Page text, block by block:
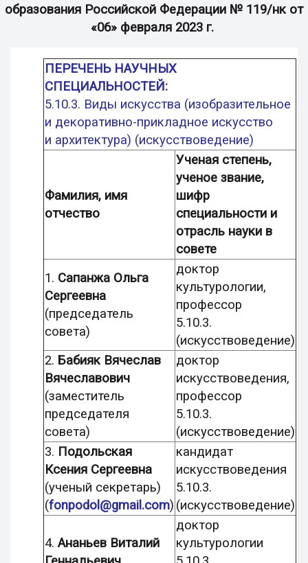
образования Российской Федерации № 119/нк от
«06» февраля 2023 г.
ПЕРЕЧЕНЬ НАУЧНЫХ
СПЕЦИАЛЬНОСТЕЙ:
5.10.3. Виды искусства (изобразительное
и декоративно-прикладное искусство
и архитектура) (искусствоведение)
Фамилия, имя
отчество
Ученая степень,
ученое звание,
шифр
специальности и
отрасль науки в
совете
1. Сапанжа Ольга
Сергеевна
(председатель
совета)
доктор
культурологии,
профессор
5.10.3.
(искусствоведение)
2. Бабияк Вячеслав
Вячеславович
(заместитель
председателя
совета)
доктор
искусствоведения,
профессор
5.10.3.
(искусствоведение)
3. Подольская
Ксения Сергеевна
(ученый секретарь)
(fonpodol@gmail.com)
кандидат
искусствоведения
5.10.3.
(искусствоведение)
4.Ананьев Виталий
доктор
культурологии